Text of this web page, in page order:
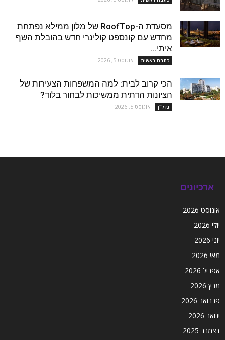
מסעדת ה-RoofTop של מלון ממילא נפתחת
מחדש עם קונספט קולינרי חדש בהובלת השף
איתי...
כתבה ראשית אוגוסט 5, 2026
הכי קרוב לבית: למה המשפחות הצעירות של
הציונות הדתית ממשיכות לבחור בלוד?
נדל''ן אוגוסט 5, 2026
ארכיונים
אוגוסט 2026
יולי 2026
יוני 2026
מאי 2026
אפריל 2026
מרץ 2026
פברואר 2026
ינואר 2026
דצמבר 2025